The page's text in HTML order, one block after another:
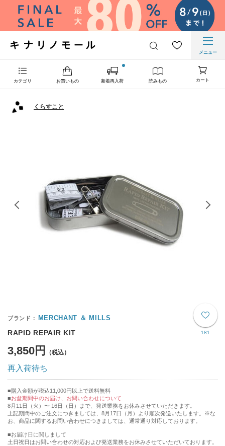
メニュー
カテゴリ お買いもの 新着再入荷 読みもの カート
くらすこと
181
MERCHANT ＆ MILLS
RAPID REPAIR KIT
3,850円
再入荷待ち
購入金額が税込11,000円以上で送料無料
お盆期間中のお届け、お問い合わせについて
8月11日（火）〜 16日（日）まで、発送業務をお休みさせていただきます。
上記期間中のご注文につきましては、8月17日（月）より順次発送いたします。※な
お、商品に関するお問い合わせにつきましては、通常通り対応しております。
■お届け日に関しまして
土日祝日はお問い合わせの対応および発送業務をお休みさせていただいております。